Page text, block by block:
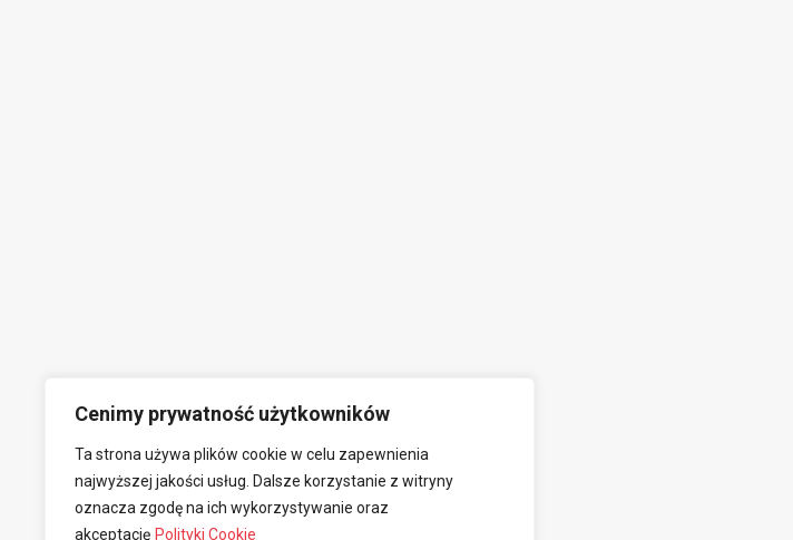
Cenimy prywatność użytkowników
Ta strona używa plików cookie w celu zapewnienia
najwyższej jakości usług. Dalsze korzystanie z witryny
oznacza zgodę na ich wykorzystywanie oraz
akceptację Polityki Cookie